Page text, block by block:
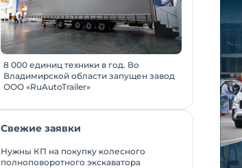
8 000 единиц техники в год. Во
Владимирской области запущен завод
ООО «RuAutoTrailer»
Свежие заявки
Нужны КП на покупку колесного
полноповоротного экскаватора